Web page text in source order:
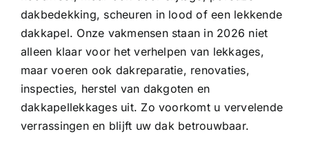
dakbedekking, scheuren in lood of een lekkende
dakkapel. Onze vakmensen staan in 2026 niet
alleen klaar voor het verhelpen van lekkages,
maar voeren ook dakreparatie, renovaties,
inspecties, herstel van dakgoten en
dakkapellekkages uit. Zo voorkomt u vervelende
verrassingen en blijft uw dak betrouwbaar.